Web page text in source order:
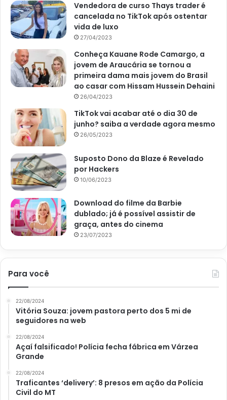
Vendedora de curso Thays trader é
cancelada no TikTok após ostentar
vida de luxo
27/04/2023
Conheça Kauane Rode Camargo, a
jovem de Araucária se tornou a
primeira dama mais jovem do Brasil
ao casar com Hissam Hussein Dehaini
26/04/2023
TikTok vai acabar até o dia 30 de
junho? saiba a verdade agora mesmo
26/05/2023
Suposto Dono da Blaze é Revelado
por Hackers
10/06/2023
Download do filme da Barbie
dublado; já é possível assistir de
graça, antes do cinema
23/07/2023
Para você
22/08/2024
Vitória Souza: jovem pastora perto dos 5 mi de
seguidores na web
22/08/2024
Açaí falsificado! Polícia fecha fábrica em Várzea
Grande
22/08/2024
Traficantes ‘delivery’: 8 presos em ação da Polícia
Civil do MT